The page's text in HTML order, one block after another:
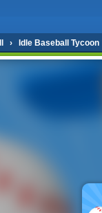
› Idle Baseball Tycoon